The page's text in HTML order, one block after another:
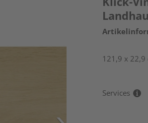
121,9 x 22,9
Services